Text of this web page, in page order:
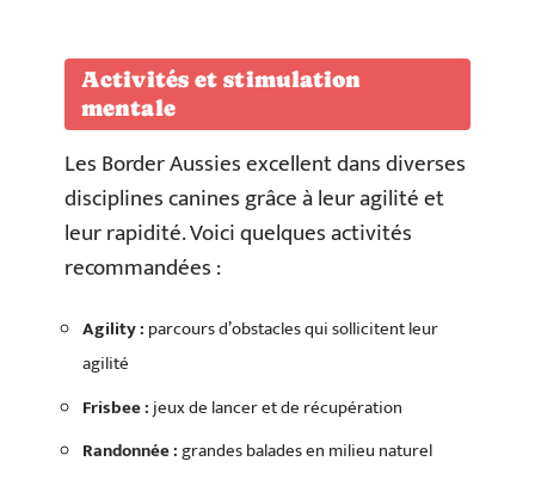
Activités et stimulation
mentale
Les Border Aussies excellent dans diverses
disciplines canines grâce à leur agilité et
leur rapidité. Voici quelques activités
recommandées :
Agility : parcours d’obstacles qui sollicitent leur
agilité
Frisbee :jeux de lancer et de récupération
Randonnée :grandes balades en milieu naturel